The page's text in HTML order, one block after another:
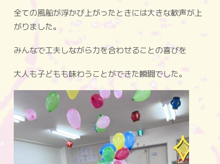
全ての風船が浮かび上がったときには大きな歓声が上
がりました。
みんなで工夫しながら力を合わせることの喜びを
大人も子どもも味わうことができた瞬間でした。